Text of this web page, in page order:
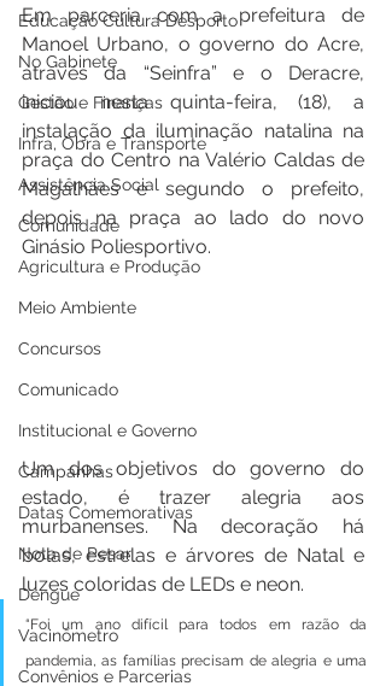
Educação Cultura Desporto
No Gabinete
Gestão e Finanças
Infra, Obra e Transporte
Assistência Social
Comunidade
Agricultura e Produção
Meio Ambiente
Concursos
Comunicado
Institucional e Governo
Campanhas
Datas Comemorativas
Nota de Pesar
Dengue
Vacinômetro
Convênios e Parcerias
Em parceria com a prefeitura de
Manoel Urbano, o governo do Acre,
através da “Seinfra” e o Deracre,
iniciou nesta quinta-feira, (18), a
instalação da iluminação natalina na
praça do Centro na Valério Caldas de
Magalhães e segundo o prefeito,
depois na praça ao lado do novo
Ginásio Poliesportivo.
Um dos objetivos do governo do
estado, é trazer alegria aos
murbanenses. Na decoração há
bolas, estrelas e árvores de Natal e
luzes coloridas de LEDs e neon.
“Foi um ano difícil para todos em razão da
pandemia, as famílias precisam de alegria e uma